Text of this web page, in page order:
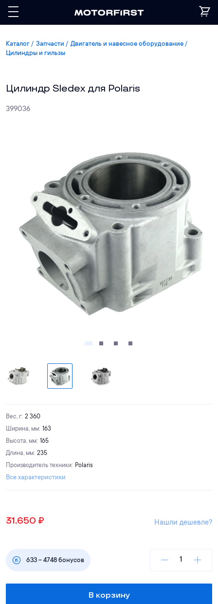
Каталог Запчасти
Двигатель и навесное оборудование
Цилиндры и гильзы
Цилиндр Sledex для Polaris
399036
Вес, г: 2 360
Ширина, мм: 163
Высота, мм: 165
Длина, мм: 235
Производитель техники: Polaris
Все характеристики
31,650 ₽ Нашли дешевле?
633 – 4748 бонусов
В корзину